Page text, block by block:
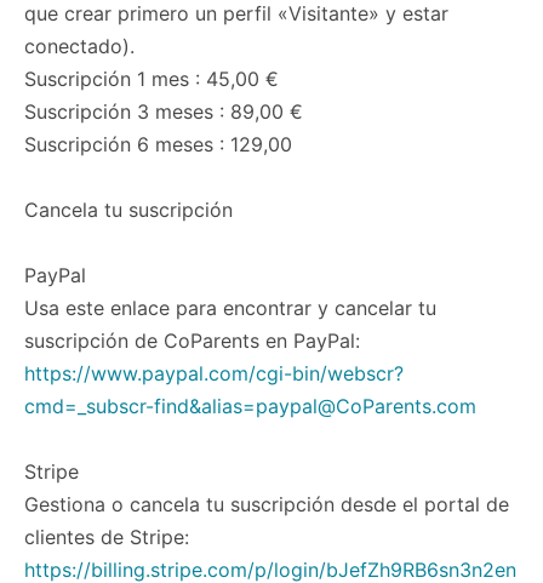
que crear primero un perfil «Visitante» y estar
conectado).
Suscripción 1 mes : 45,00 €
Suscripción 3 meses : 89,00 €
Suscripción 6 meses : 129,00
Cancela tu suscripción
PayPal
Usa este enlace para encontrar y cancelar tu
suscripción de CoParents en PayPal:
https://www.paypal.com/cgi-bin/webscr?
cmd=_subscr-find&alias=paypal@CoParents.com
Stripe
Gestiona o cancela tu suscripción desde el portal de
clientes de Stripe:
https://billing.stripe.com/p/login/bJefZh9RB6sn3n2en